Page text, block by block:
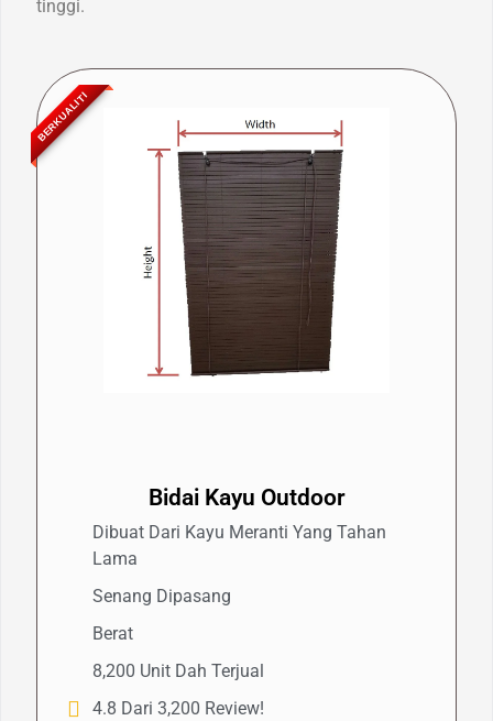
tinggi.
BERKUALITI
Bidai Kayu Outdoor
Dibuat Dari Kayu Meranti Yang Tahan
Lama
Senang Dipasang
Berat
8,200 Unit Dah Terjual
4.8 Dari 3,200 Review!